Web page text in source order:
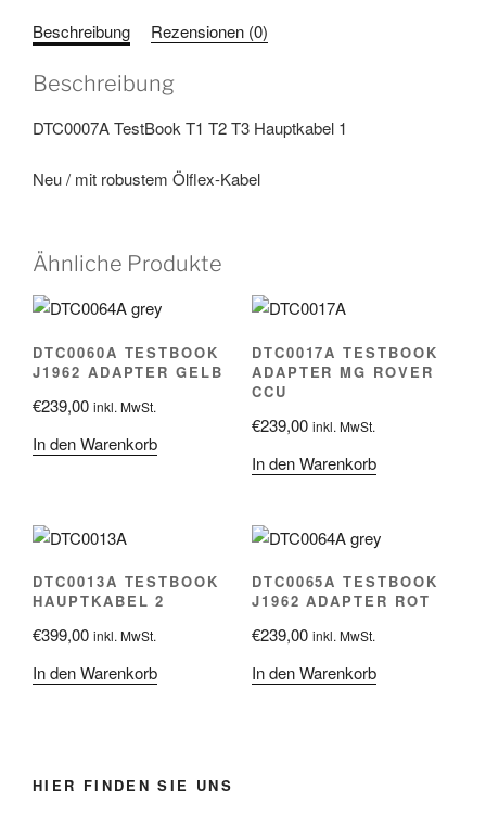
Beschreibung Rezensionen (0)
Beschreibung
DTC0007A TestBook T1 T2 T3 Hauptkabel 1
Neu / mit robustem Ölflex-Kabel
Ähnliche Produkte
DTC0060A TESTBOOK
J1962 ADAPTER GELB
€239,00 inkl. MwSt.
In den Warenkorb
DTC0017A TESTBOOK
ADAPTER MG ROVER
CCU
€239,00 inkl. MwSt.
In den Warenkorb
DTC0013A TESTBOOK
HAUPTKABEL 2
€399,00 inkl. MwSt.
In den Warenkorb
DTC0065A TESTBOOK
J1962 ADAPTER ROT
€239,00 inkl. MwSt.
In den Warenkorb
HIER FINDEN SIE UNS